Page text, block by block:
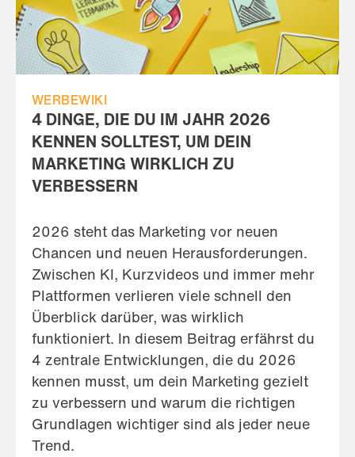
WERBEWIKI
4 DINGE, DIE DU IM JAHR 2026
KENNEN SOLLTEST, UM DEIN
MARKETING WIRKLICH ZU
VERBESSERN
2026 steht das Marketing vor neuen
Chancen und neuen Herausforderungen.
Zwischen KI, Kurzvideos und immer mehr
Plattformen verlieren viele schnell den
Überblick darüber, was wirklich
funktioniert. In diesem Beitrag erfährst du
4 zentrale Entwicklungen, die du 2026
kennen musst, um dein Marketing gezielt
zu verbessern und warum die richtigen
Grundlagen wichtiger sind als jeder neue
Trend.